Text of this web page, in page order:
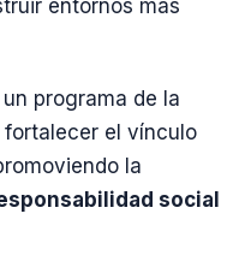
entornos más
programa de la
fortalecer el vínculo
la
social